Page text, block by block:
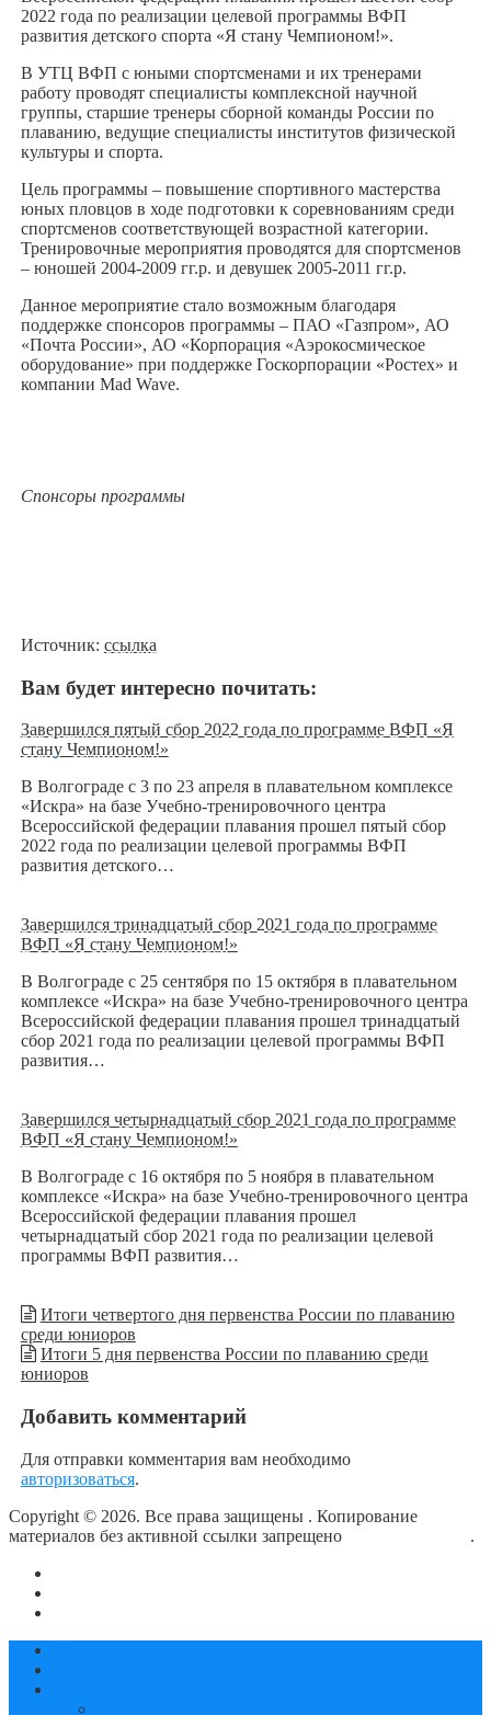
2022 года по реализации целевой программы ВФП
развития детского спорта «Я стану Чемпионом!».
В УТЦ ВФП с юными спортсменами и их тренерами
работу проводят специалисты комплексной научной
группы, старшие тренеры сборной команды России по
плаванию, ведущие специалисты институтов физической
культуры и спорта.
Цель программы – повышение спортивного мастерства
юных пловцов в ходе подготовки к соревнованиям среди
спортсменов соответствующей возрастной категории.
Тренировочные мероприятия проводятся для спортсменов
– юношей 2004-2009 гг.р. и девушек 2005-2011 гг.р.
Данное мероприятие стало возможным благодаря
поддержке спонсоров программы – ПАО «Газпром», АО
«Почта России», АО «Корпорация «Аэрокосмическое
оборудование» при поддержке Госкорпорации «Ростех» и
компании Mad Wave.
Спонсоры программы
Источник: ссылка
Вам будет интересно почитать:
Завершился пятый сбор 2022 года по программе ВФП «Я
стану Чемпионом!»
В Волгограде с 3 по 23 апреля в плавательном комплексе
«Искра» на базе Учебно-тренировочного центра
Всероссийской федерации плавания прошел пятый сбор
2022 года по реализации целевой программы ВФП
развития детского…
Завершился тринадцатый сбор 2021 года по программе
ВФП «Я стану Чемпионом!»
В Волгограде с 25 сентября по 15 октября в плавательном
комплексе «Искра» на базе Учебно-тренировочного центра
Всероссийской федерации плавания прошел тринадцатый
сбор 2021 года по реализации целевой программы ВФП
развития…
Завершился четырнадцатый сбор 2021 года по программе
ВФП «Я стану Чемпионом!»
В Волгограде с 16 октября по 5 ноября в плавательном
комплексе «Искра» на базе Учебно-тренировочного центра
Всероссийской федерации плавания прошел
четырнадцатый сбор 2021 года по реализации целевой
программы ВФП развития…
Итоги четвертого дня первенства России по плаванию
среди юниоров
Итоги 5 дня первенства России по плаванию среди
юниоров
Добавить комментарий
Для отправки комментария вам необходимо
авторизоваться.
Copyright © 2026. Все права защищены . Копирование
материалов без активной ссылки запрещено
.